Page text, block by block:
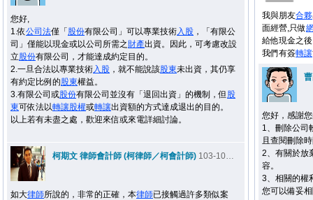
您好,
1.依公司法僅「 股份有限公司」可以專業技術入股 ，「有限公
司」僅能以現金或以公司所需之財產出資。因此，可考慮改設
立股份有限公司，才能達成約定目的。
2.一旦合法以專業技術入股 ，就不能說該股東未出資，其仍享
有約定比例的股東權益。
3.有限公司或股份有限公司並沒有「退回出資」的機制，但 股
東可依法以轉讓股權或轉讓出資額的方式達成退出的目的。
以上若有未盡之處，歡迎來信或來電詳細討論。
柯期文 律師會計師 (柯律師／柯會計師) 103-10-29 08:01
如大律師所說的，非常的正確，本律師已接觸過許多類似案
我與朋友合夥
面經營,只做
給他現金之
我們有簽轉讓
您好，感謝
1、刪除公司
且查閱刪除
2、有關於放
容。
3、相關的權
您可以備妥